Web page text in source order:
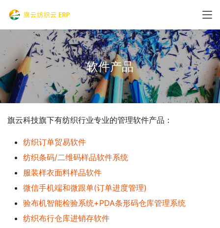
软件产品
旗云科技旗下有纺织行业专业的管理软件产品：
纺织订单贸易软件
纺织条码/二维码样品软件系统
服装样衣面料样品软件
微信手机端和微跟单(订单进度管理)
验布机智能检验系统+PDA条形码仓库管理系统
纺织布行仓库进销存软件